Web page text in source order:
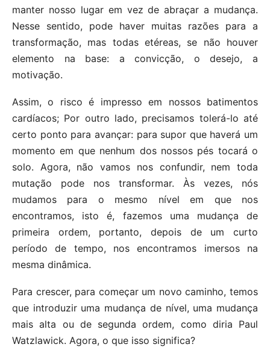
manter nosso lugar em vez de abraçar a mudança.
Nesse sentido, pode haver muitas razões para a
transformação, mas todas etéreas, se não houver
elemento na base: a convicção, o desejo, a
motivação.
Assim, o risco é impresso em nossos batimentos
cardíacos; Por outro lado, precisamos tolerá-lo até
certo ponto para avançar: para supor que haverá um
momento em que nenhum dos nossos pés tocará o
solo. Agora, não vamos nos confundir, nem toda
mutação pode nos transformar. Às vezes, nós
mudamos para o mesmo nível em que nos
encontramos, isto é, fazemos uma mudança de
primeira ordem, portanto, depois de um curto
período de tempo, nos encontramos imersos na
mesma dinâmica.
Para crescer, para começar um novo caminho, temos
que introduzir uma mudança de nível, uma mudança
mais alta ou de segunda ordem, como diria Paul
Watzlawick. Agora, o que isso significa?